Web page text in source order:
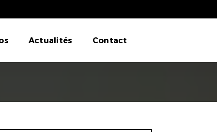
Actualités Contact